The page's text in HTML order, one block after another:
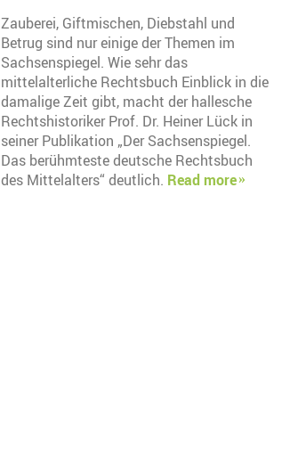
Zauberei, Giftmischen, Diebstahl und
Betrug sind nur einige der Themen im
Sachsenspiegel. Wie sehr das
mittelalterliche Rechtsbuch Einblick in die
damalige Zeit gibt, macht der hallesche
Rechtshistoriker Prof. Dr. Heiner Lück in
seiner Publikation „Der Sachsenspiegel.
Das berühmteste deutsche Rechtsbuch
des Mittelalters“ deutlich. Read more